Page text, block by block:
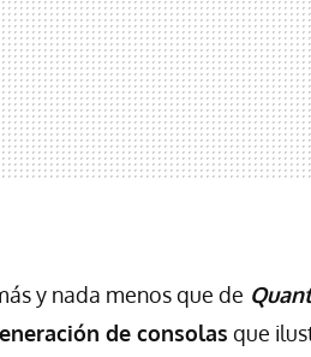
y nada menos que de
de consolas que